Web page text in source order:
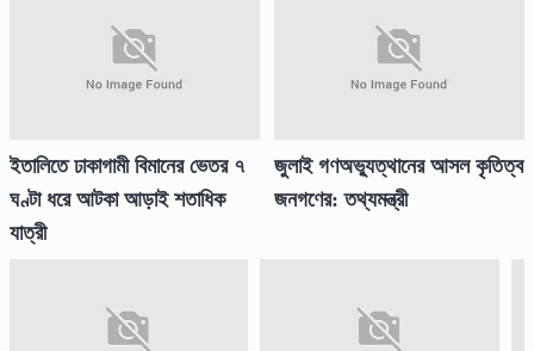
ইতালিতে ঢাকাগামী বিমানের ভেতর ৭
ঘণ্টা ধরে আটকা আড়াই শতাধিক
যাত্রী
জুলাই গণঅভ্যুত্থানের আসল কৃতিত্ব
জনগণের: তথ্যমন্ত্রী